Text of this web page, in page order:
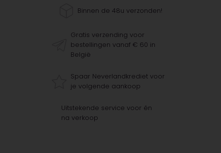
Binnen de 48u verzonden!
Gratis verzending voor
bestellingen vanaf € 60 in
België
Spaar Neverlandkrediet voor
je volgende aankoop
Uitstekende service voor én
na verkoop